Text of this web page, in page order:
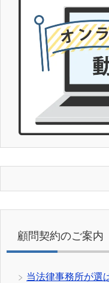
顧問契約のご案内
当法律事務所が選